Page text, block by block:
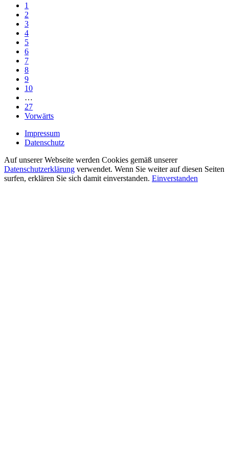
1
2
3
4
5
6
7
8
9
10
…
27
Vorwärts
Impressum
Datenschutz
Auf unserer Webseite werden Cookies gemäß unserer
Datenschutzerklärung verwendet. Wenn Sie weiter auf diesen Seiten
surfen, erklären Sie sich damit einverstanden. Einverstanden